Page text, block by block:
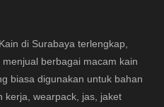
di Surabaya terlengkap,
berbagai macam kain
biasa digunakan untuk bahan
kerja, wearpack, jas, jaket